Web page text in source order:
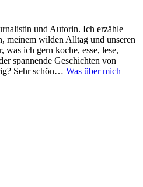
und Autorin. Ich erzähle
meinem wilden Alltag und unseren
was ich gern koche, esse, lese,
spannende Geschichten von
Sehr schön… Was über mich